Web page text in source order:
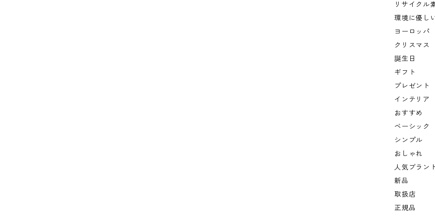
リサイクル
環境に優し
ヨーロッパ
クリスマス
誕生日
ギフト
プレゼント
インテリア
おすすめ
ベーシック
シンプル
おしゃれ
人気ブラン
新品
取扱店
正規品